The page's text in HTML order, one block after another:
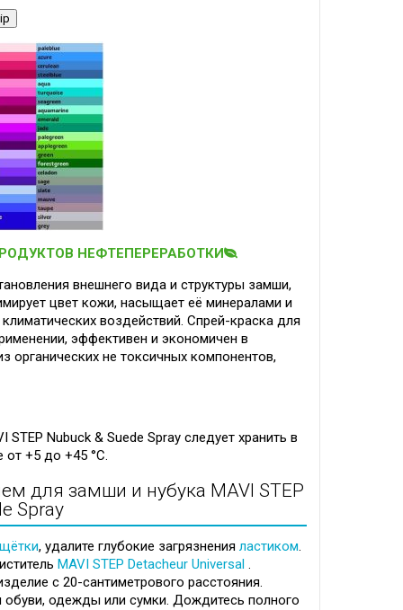
НЕФТЕПЕРЕРАБОТКИ
внешнего вида и структуры замши,
цвет кожи, насыщает её минералами и
воздействий. Спрей-краска для
эффективен и экономичен в
органических не токсичных компонентов,
Nubuck & Suede Spray следует хранить в
от +5 до +45 °C.
для замши и нубука MAVI STEP
Spray
щётки, удалите глубокие загрязнения ластиком.
MAVI STEP Detacheur Universal.
с 20-сантиметрового расстояния.
обуви, одежды или сумки. Дождитесь полного